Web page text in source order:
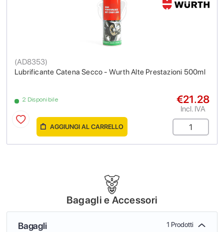
Lubrificante Catena Secco - Wurth Alte Prestazioni 500ml
(AD8353)
2 Disponibile €21.28
Incl. IVA
AGGIUNGI AL CARRELLO
Bagagli e Accessori
Bagagli 1 Prodotti